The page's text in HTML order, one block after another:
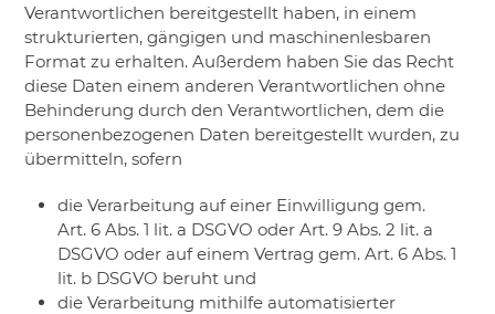
Verantwortlichen bereitgestellt haben, in einem
strukturierten, gängigen und maschinenlesbaren
Format zu erhalten. Außerdem haben Sie das Recht
diese Daten einem anderen Verantwortlichen ohne
Behinderung durch den Verantwortlichen, dem die
personenbezogenen Daten bereitgestellt wurden, zu
übermitteln, sofern
​die Verarbeitung auf einer Einwilligung gem.
Art. 6 Abs. 1 lit. a DSGVO oder Art. 9 Abs. 2 lit. a
DSGVO oder auf einem Vertrag gem. Art. 6 Abs. 1
lit. b DSGVO beruht und
​die Verarbeitung mithilfe automatisierter